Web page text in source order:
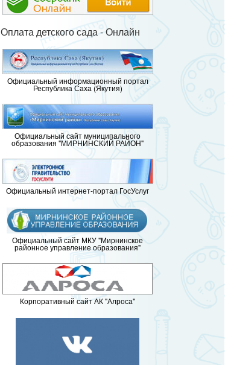
Оплата детского сада - Онлайн
Официальный информационный портал
Республика Саха (Якутия)
Официальный сайт муниципального
образования "МИРНИНСКИЙ РАЙОН"
Официальный интернет-портал ГосУслуг
Официальный сайт МКУ "Мирнинское
районное управление образования"
Корпоративный сайт АК "Алроса"